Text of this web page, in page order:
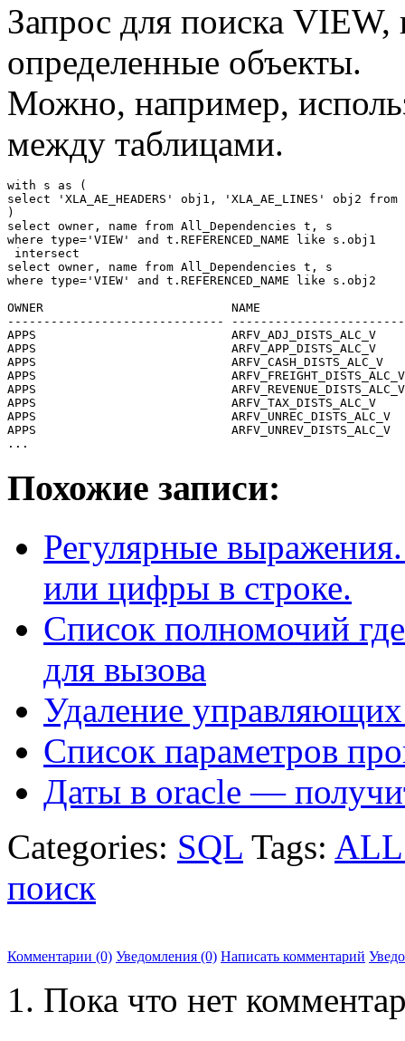
Запрос для поиска VIEW,
определенные объекты.
Можно, например,
между таблицами.
with s as (
select 'XLA_AE_HEADERS' obj1, 'XLA_AE_LINES' obj2
)
select owner, name from All_Dependencies t, s
where type='VIEW' and t.REFERENCED_NAME like s.obj1
intersect
select owner, name from All_Dependencies t, s
where type='VIEW' and t.REFERENCED_NAME like s.obj2
OWNER                          NAME
------------------------------
APPS                           ARFV_ADJ_DISTS_ALC_V
APPS                           ARFV_APP_DISTS_ALC_V
APPS                           ARFV_CASH_DISTS_ALC_V
APPS                           ARFV_FREIGHT_DISTS_ALC_V
APPS                           ARFV_REVENUE_DISTS_ALC_V
APPS                           ARFV_TAX_DISTS_ALC_V
APPS                           ARFV_UNREC_DISTS_ALC_V
APPS                           ARFV_UNREV_DISTS_ALC_V
...
Похожие записи:
Регулярные
или цифры в строке.
Список полномочий
для вызова
Удаление
Список параметров
Даты в oracle —
Categories: SQL Tags:
поиск
Комментарии (0) Уведомления (0) Написать комментарий
Пока что нет